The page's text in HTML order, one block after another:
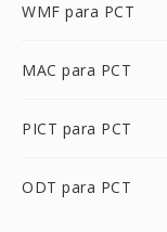
WMF para PCT
MAC para PCT
PICT para PCT
ODT para PCT